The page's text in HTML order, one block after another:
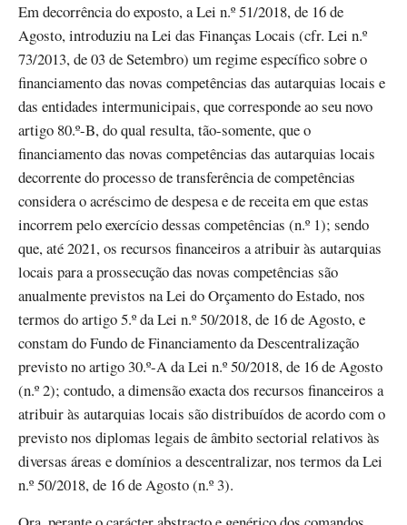
Em decorrência do exposto, a Lei n.º 51/2018, de 16 de
Agosto, introduziu na Lei das Finanças Locais (cfr. Lei n.º
73/2013, de 03 de Setembro) um regime específico sobre o
financiamento das novas competências das autarquias locais e
das entidades intermunicipais, que corresponde ao seu novo
artigo 80.º-B, do qual resulta, tão-somente, que o
financiamento das novas competências das autarquias locais
decorrente do processo de transferência de competências
considera o acréscimo de despesa e de receita em que estas
incorrem pelo exercício dessas competências (n.º 1); sendo
que, até 2021, os recursos financeiros a atribuir às autarquias
locais para a prossecução das novas competências são
anualmente previstos na Lei do Orçamento do Estado, nos
termos do artigo 5.º da Lei n.º 50/2018, de 16 de Agosto, e
constam do Fundo de Financiamento da Descentralização
previsto no artigo 30.º-A da Lei n.º 50/2018, de 16 de Agosto
(n.º 2); contudo, a dimensão exacta dos recursos financeiros a
atribuir às autarquias locais são distribuídos de acordo com o
previsto nos diplomas legais de âmbito sectorial relativos às
diversas áreas e domínios a descentralizar, nos termos da Lei
n.º 50/2018, de 16 de Agosto (n.º 3).